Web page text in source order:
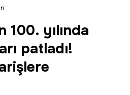
yılında
patladı!